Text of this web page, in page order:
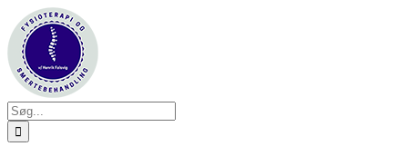
Skip
to
content
Søg
efter: